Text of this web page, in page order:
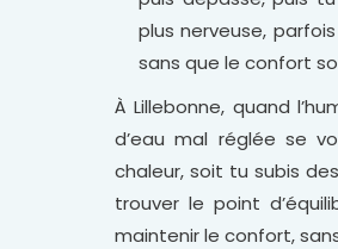
plus nerveuse,
sans que le confort
À Lillebonne, quand
d’eau mal réglée se
chaleur, soit tu subis
trouver le point
maintenir le confort,